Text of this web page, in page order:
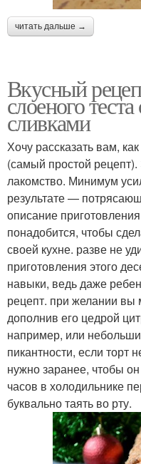
читать дальше →
Вкусный
слоеного
сливками
Хочу рассказать вам,
(самый простой
лакомство. Минимум
результате —
описание
понадобится, чтобы
своей кухне. разве не
приготовления этого
навыки, ведь даже
рецепт. при желании вы
дополнив его цедрой
например, или
пикантности, если торт
нужно заранее, чтобы
часов в холодильнике
буквально таять во рту.